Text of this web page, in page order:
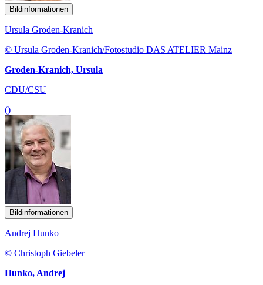
Bildinformationen
Ursula Groden-Kranich
© Ursula Groden-Kranich/Fotostudio DAS ATELIER Mainz
Groden-Kranich, Ursula
CDU/CSU
()
Bildinformationen
Andrej Hunko
© Christoph Giebeler
Hunko, Andrej